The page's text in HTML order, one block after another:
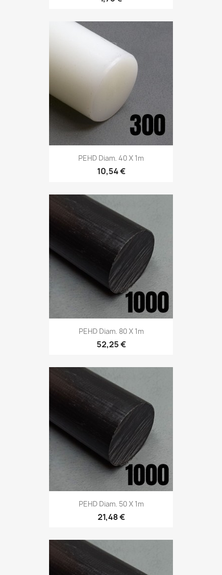
PEHD Diam. 40 X 1m
10,54 €
PEHD Diam. 80 X 1m
52,25 €
PEHD Diam. 50 X 1m
21,48 €